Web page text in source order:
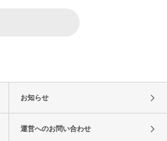
お知らせ
運営へのお問い合わせ